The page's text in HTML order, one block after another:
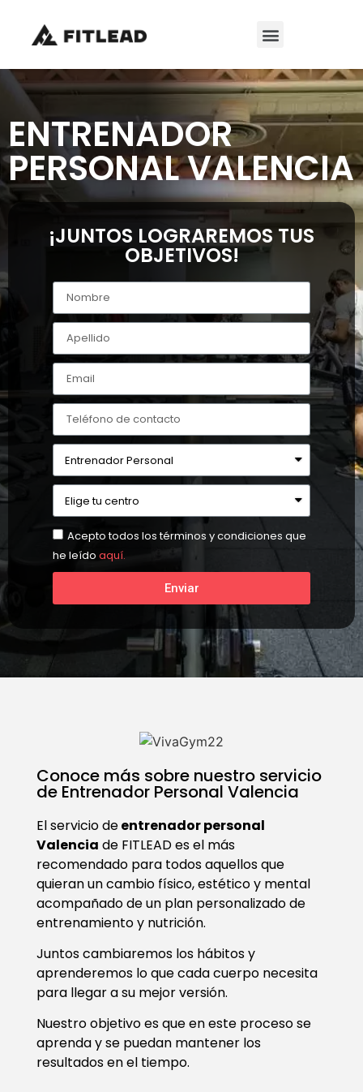
ENTRENADOR
PERSONAL VALENCIA
¡JUNTOS LOGRAREMOS TUS
OBJETIVOS!
Acepto todos los términos y condiciones que
he leído aquí.
Enviar
Conoce más sobre nuestro servicio
de Entrenador Personal Valencia
El servicio deentrenador personal
Valencia de FITLEAD es el más
recomendado para todos aquellos que
quieran un cambio físico, estético y mental
acompañado de un plan personalizado de
entrenamiento y nutrición.
Juntos cambiaremos los hábitos y
aprenderemos lo que cada cuerpo necesita
para llegar a su mejor versión.
Nuestro objetivo es que en este proceso se
aprenda y se puedan mantener los
resultados en el tiempo.